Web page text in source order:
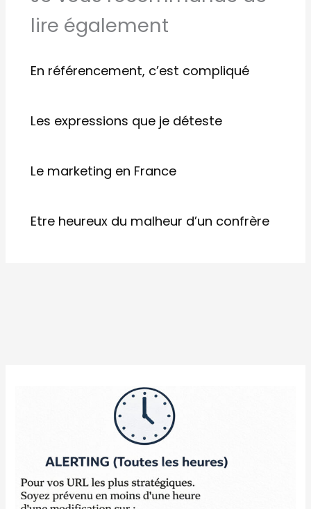
lire également
En référencement, c’est compliqué
Les expressions que je déteste
Le marketing en France
Etre heureux du malheur d’un confrère